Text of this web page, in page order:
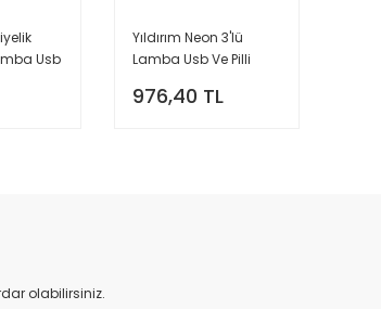
Usb
Yıldırım Neon 3'lü
Lamba Usb Ve Pilli
Led Işık
976,40 TL
olabilirsiniz.